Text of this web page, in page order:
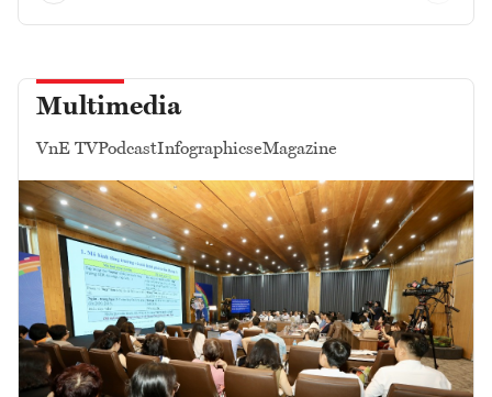
Multimedia
VnE TVPodcastInfographicseMagazine